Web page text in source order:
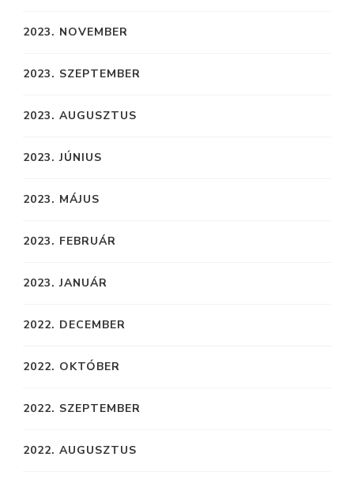
2023. NOVEMBER
2023. SZEPTEMBER
2023. AUGUSZTUS
2023. JÚNIUS
2023. MÁJUS
2023. FEBRUÁR
2023. JANUÁR
2022. DECEMBER
2022. OKTÓBER
2022. SZEPTEMBER
2022. AUGUSZTUS